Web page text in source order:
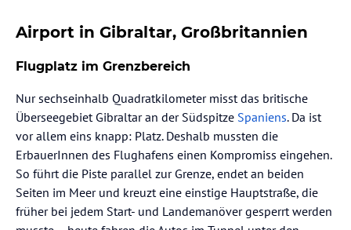
Airport in Gibraltar, Großbritannien
Flugplatz im Grenzbereich
Nur sechseinhalb Quadratkilometer misst das britische
Überseegebiet Gibraltar an der Südspitze Spaniens. Da ist
vor allem eins knapp: Platz. Deshalb mussten die
ErbauerInnen des Flughafens einen Kompromiss eingehen.
So führt die Piste parallel zur Grenze, endet an beiden
Seiten im Meer und kreuzt eine einstige Hauptstraße, die
früher bei jedem Start- und Landemanöver gesperrt werden